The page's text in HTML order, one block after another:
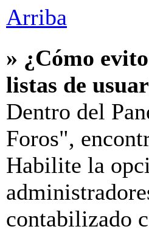
Arriba
» ¿Cómo
listas de
Dentro del
Foros",
Habilite la
contabilizado